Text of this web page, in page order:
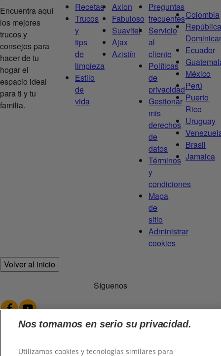
Encuentra aquí
los mejores
trucos y
consejos para
hacer de tu
hogar el
espacio ideal
para ti y tu
familia.
Recetas
Trucos
y
tips
de
limpieza
Estilo
de
vida
Axion
Fabuloso
Suavitel
Ajax
Azistín
Preguntas
frecuentes
Servicio
al
cliente
Políticas
de
privacidad
Gestionar
mis
derechos
de
datos
Términos
y
condiciones
Mapa
de
sitio
Administrar
cookies
Colombia
República
Ecuador
México
Perú
Puerto
Rico
Uruguay
Brasil
Jamaica
Volver al inicio
Síguenos
Nos tomamos en serio su privacidad.
Utilizamos cookies y tecnologías similares para